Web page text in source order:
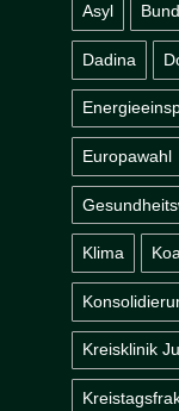
Asyl
Dadina
Europawahl
Klima
Kreisklinik